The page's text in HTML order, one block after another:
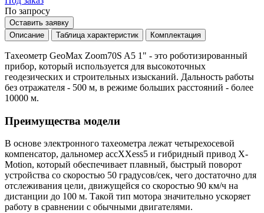
По запросу
Оставить заявку
Описание
Таблица характеристик Комплектация
Тахеометр GeoMax Zoom70S A5 1" - это роботизированный
прибор, который используется для высокоточных
геодезических и строительных изысканий. Дальность работы
без отражателя - 500 м, в режиме больших расстояний - более
10000 м.
Преимущества модели
В основе электронного тахеометра лежат четырехосевой
компенсатор, дальномер accXXess5 и гибридный привод X-
Motion, который обеспечивает плавный, быстрый поворот
устройства со скоростью 50 градусов/сек, чего достаточно для
отслеживания цели, движущейся со скоростью 90 км/ч на
дистанции до 100 м. Такой тип мотора значительно ускоряет
работу в сравнении с обычными двигателями.